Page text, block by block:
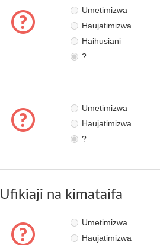
Umetimizwa
Haujatimizwa
Haihusiani
?
Umetimizwa
Haujatimizwa
?
Ufikiaji na kimataifa
Umetimizwa
Haujatimizwa